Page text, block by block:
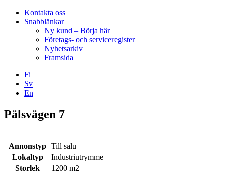
Kontakta oss
Snabblänkar
Ny kund – Börja här
Företags- och serviceregister
Nyhetsarkiv
Framsida
Fi
Sv
En
Facebook
Instagram
LinkedIN
YouTube
Pälsvägen 7
Annonstyp Till salu
Lokaltyp
Industriutrymme
Storlek
1200 m2